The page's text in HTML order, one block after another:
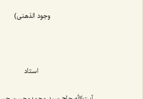
وجود الذهنی)
استاد